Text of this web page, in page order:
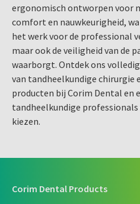
ergonomisch ontworpen voor
comfort en nauwkeurigheid,
het werk voor de professional
maar ook de veiligheid van de
waarborgt. Ontdek ons
van tandheelkundige chirurgie
producten bij Corim Dental en
tandheelkundige professionals
kiezen.
Corim Dental Products